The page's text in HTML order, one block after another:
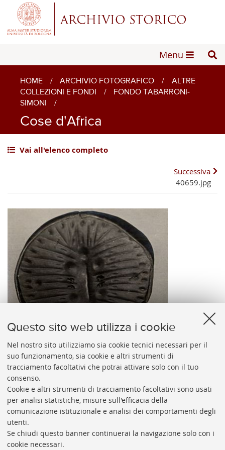
Questo sito web utilizza i cookie
Nel nostro sito utilizziamo sia cookie tecnici necessari per il
suo funzionamento, sia cookie e altri strumenti di
tracciamento facoltativi che potrai attivare solo con il tuo
consenso.
Cookie e altri strumenti di tracciamento facoltativi sono usati
per analisi statistiche, misure sull'efficacia della
comunicazione istituzionale e analisi dei comportamenti degli
utenti.
Se chiudi questo banner continuerai la navigazione solo con i
cookie necessari.
Menu
HOME / ARCHIVIO FOTOGRAFICO /
ALTRE
COLLEZIONI E FONDI
/
FONDO TABARRONI-
SIMONI
/
Cose d'Africa
Vai all'elenco completo
Successiva
40659.jpg
40657.jpg